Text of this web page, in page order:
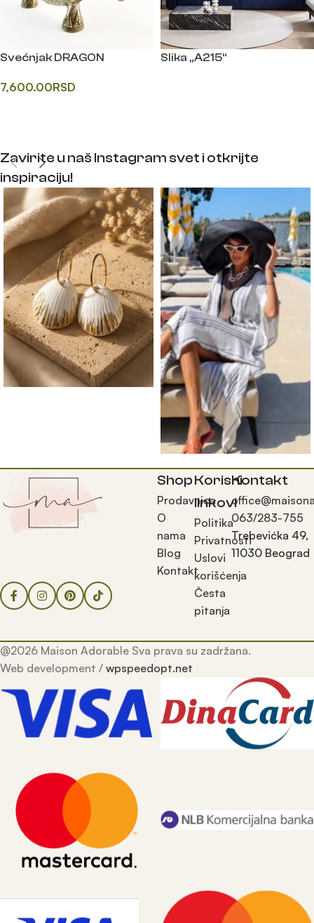
Svećnjak DRAGON
7,600.00RSD
Slika „A215“
Zavirite u naš Instagram svet i otkrijte
inspiraciju!
Shop
Prodavnica
O
nama
Blog
Kontakt
Korisni
linkovi
Politika
Privatnosti
Uslovi
korišćenja
Česta
pitanja
Kontakt
063/283-755
Trebevićka 49,
11030 Beograd
@2026 Maison Adorable Sva prava su zadržana.
Web development / wpspeedopt.net